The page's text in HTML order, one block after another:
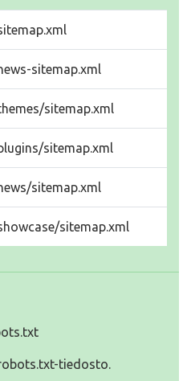
sitemap.xml
sitemap.xml
sitemap.xml
sitemap.xml
sitemap.xml
tiedosto.